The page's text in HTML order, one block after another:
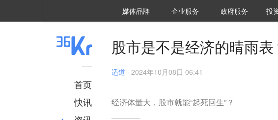
媒体品牌 36Kr研究院
企业服务 城市之窗
政府服务 VClub
投资机
投
首页
快讯
股市是不是经济的晴雨
适道 · 2024年10月08日 06:41
经济体量大，股市就能“起死回生”？